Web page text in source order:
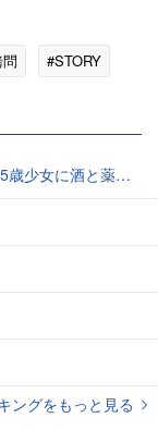
#STORY
もありますよ」とSNSで誘い出し
ングをもっと見る